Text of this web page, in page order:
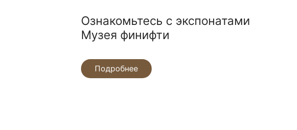
Ознакомьтесь с экспонатами
Музея финифти
Подробнее